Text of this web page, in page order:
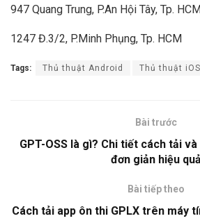
947 Quang Trung, P.An Hội Tây, Tp.
1247 Đ.3/2, P.Minh Phụng, Tp. HCM
Tags: Thủ thuật Android Thủ thuật iOS
Bài trước
GPT-OSS là gì? Chi tiết cách tải
đơn giản hiệu quả
Bài tiếp theo
Cách tải app ôn thi GPLX trên máy